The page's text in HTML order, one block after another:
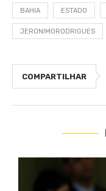
BAHIA ESTADO
JERONIMORODRIGUES
COMPARTILHAR